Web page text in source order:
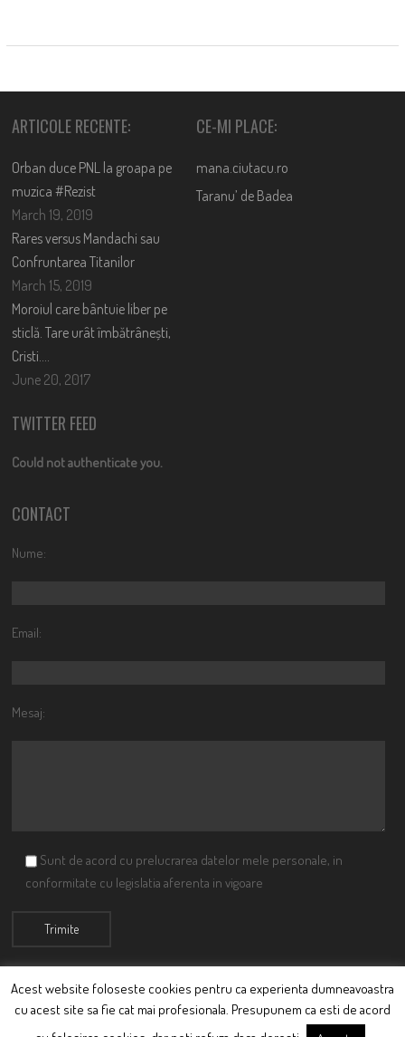
ARTICOLE RECENTE:
Orban duce PNL la groapa pe
muzica #Rezist
March 19, 2019
Rares versus Mandachi sau
Confruntarea Titanilor
March 15, 2019
Moroiul care bântuie liber pe
sticlă. Tare urât îmbătrânești,
Cristi….
June 20, 2017
CE-MI PLACE:
mana.ciutacu.ro
Taranu’ de Badea
TWITTER FEED
Could not authenticate you.
CONTACT
Nume:
Email:
Mesaj:
Sunt de acord cu prelucrarea datelor mele personale, in
conformitate cu legislatia aferenta in vigoare
© Ciutacu 2015 Parte a Imperiului Ciutacesc.
Acest website foloseste cookies pentru ca experienta dumneavoastra
cu acest site sa fie cat mai profesionala. Presupunem ca esti de acord